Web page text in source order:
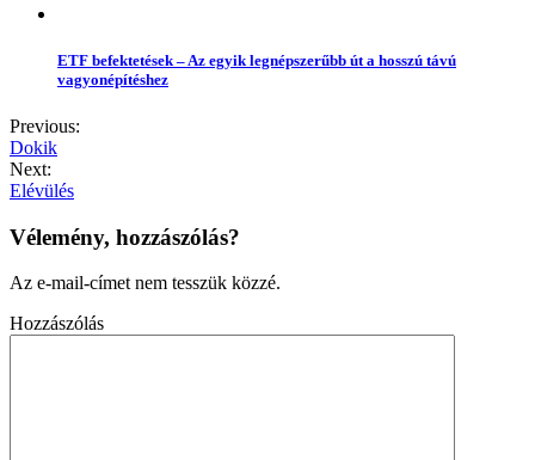
ETF befektetések – Az egyik legnépszerűbb út a hosszú távú
vagyonépítéshez
Previous:
Dokik
Next:
Elévülés
Vélemény, hozzászólás?
Az e-mail-címet nem tesszük közzé.
Hozzászólás